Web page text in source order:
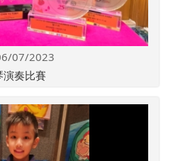
07/2023
演奏比賽